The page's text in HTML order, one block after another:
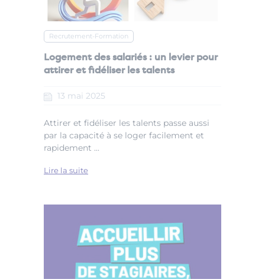
Recrutement-Formation
Logement des salariés : un levier pour
attirer et fidéliser les talents
13 mai 2025
Attirer et fidéliser les talents passe aussi
par la capacité à se loger facilement et
rapidement ...
Lire la suite